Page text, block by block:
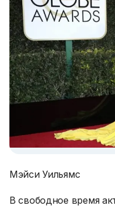
Мэйси Уильямс
В свободное время